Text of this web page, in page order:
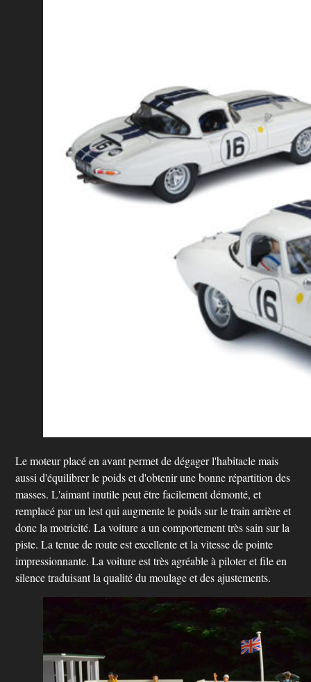
Le moteur placé en avant permet de dégager l'habitacle mais
aussi d'équilibrer le poids et d'obtenir une bonne répartition des
masses. L'aimant inutile peut être facilement démonté, et
remplacé par un lest qui augmente le poids sur le train arrière et
donc la motricité. La voiture a un comportement très sain sur la
piste. La tenue de route est excellente et la vitesse de pointe
impressionnante. La voiture est très agréable à piloter et file en
silence traduisant la qualité du moulage et des ajustements.